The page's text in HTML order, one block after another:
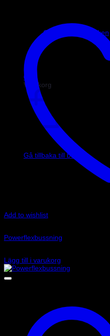
Gå tillbaka till butiken
0
Varukorg
Inga produkter i varukorgen.
Gå tillbaka till butiken
Add to wishlist
Powerflexbussning
Lägg till i varukorg